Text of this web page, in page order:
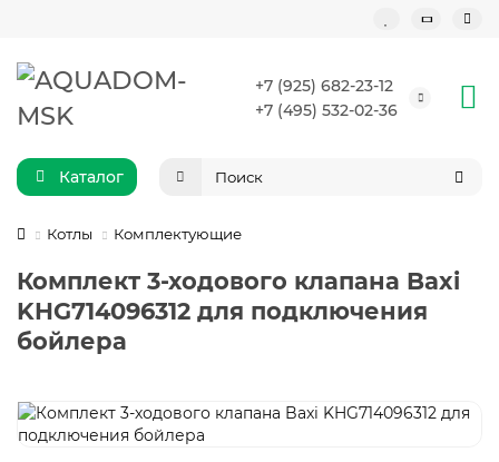
+7 (925) 682-23-12
+7 (495) 532-02-36
Каталог
Котлы Комплектующие
Комплект 3-ходового клапана Baxi
KHG714096312 для подключения
бойлера